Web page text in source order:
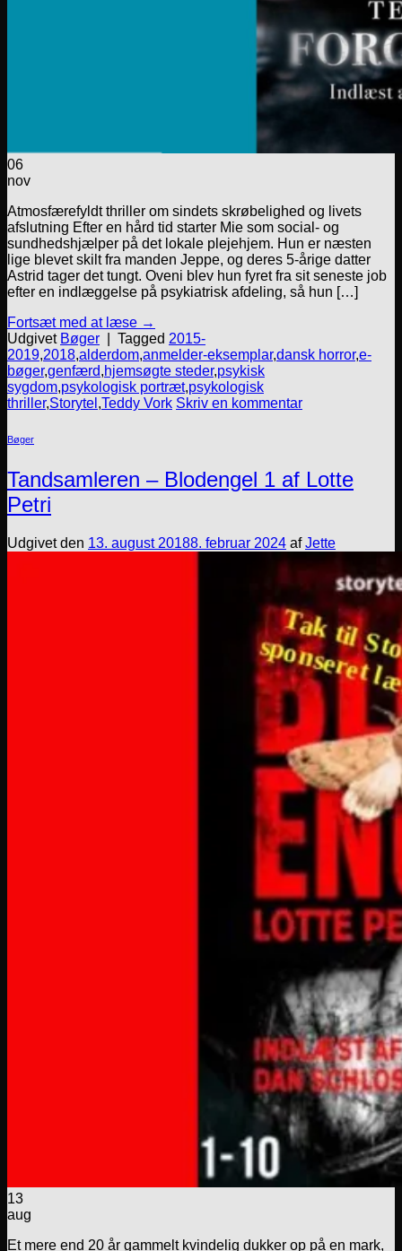
06
nov
Atmosfærefyldt thriller om sindets skrøbelighed og livets
afslutning Efter en hård tid starter Mie som social- og
sundhedshjælper på det lokale plejehjem. Hun er næsten
lige blevet skilt fra manden Jeppe, og deres 5-årige datter
Astrid tager det tungt. Oveni blev hun fyret fra sit seneste job
efter en indlæggelse på psykiatrisk afdeling, så hun […]
Fortsæt med at læse →
Udgivet Bøger Tagged 2015-
2019,2018,alderdom,anmelder-eksemplar,dansk horror,e-
bøger,genfærd,hjemsøgte steder,psykisk
sygdom,psykologisk portræt,psykologisk
thriller,Storytel ,Teddy Vork Skriv en kommentar
Bøger
Tandsamleren – Blodengel 1 af Lotte
Petri
Udgivet den 13. august 20188. februar 2024 afJette
13
aug
Et mere end 20 år gammelt kvindelig dukker op på en mark,